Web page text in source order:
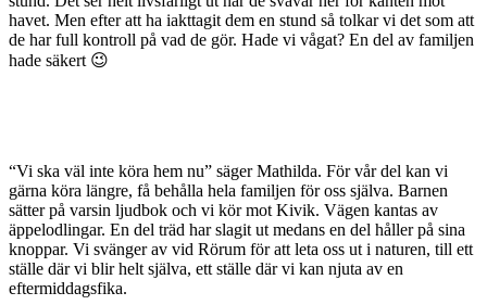
havet. Men efter att ha iakttagit dem en stund så tolkar vi det som att
de har full kontroll på vad de gör. Hade vi vågat? En del av familjen
hade säkert 😉
“Vi ska väl inte köra hem nu” säger Mathilda. För vår del kan vi
gärna köra längre, få behålla hela familjen för oss själva. Barnen
sätter på varsin ljudbok och vi kör mot Kivik. Vägen kantas av
äppelodlingar. En del träd har slagit ut medans en del håller på sina
knoppar. Vi svänger av vid Rörum för att leta oss ut i naturen, till ett
ställe där vi blir helt själva, ett ställe där vi kan njuta av en
eftermiddagsfika.